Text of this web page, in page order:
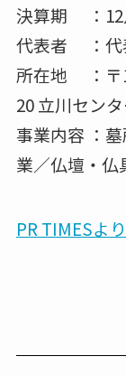
決算期 ：12
代表者 ：
所在地 ：〒
20 立川セン
事業内容 ：
業／仏壇・仏
PR TIMESよ